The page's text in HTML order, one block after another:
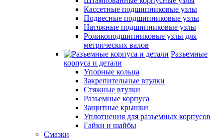
Кассетные подшипниковые узлы
Подвесные подшипниковые узлы
Натяжные подшипниковые узлы
Роликоподшипниковые узлы для
метрических валов
Разъемные
корпуса и детали
Упорные кольца
Закрепительные втулки
Стяжные втулки
Разъемные корпуса
Защитные крышки
Уплотнения для разъемных корпусов
Гайки и шайбы
Смазки